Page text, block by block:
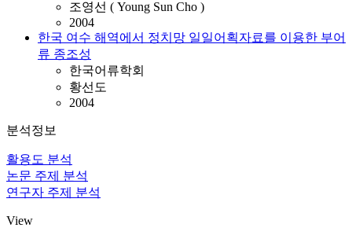
조영선 ( Young Sun Cho )
2004
한국 여수 해역에서 정치망 일일어획자료를 이용한 부어
류 종조성
한국어류학회
황선도
2004
분석정보
활용도 분석
논문 주제 분석
연구자 주제 분석
View